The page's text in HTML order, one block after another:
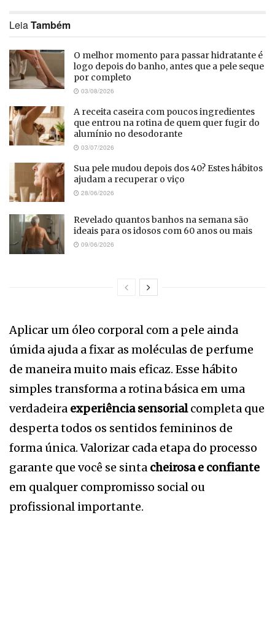
LeiaTambém
O melhor momento para passar hidratante é
logo depois do banho, antes que a pele seque
por completo
03/08/2026
A receita caseira com poucos ingredientes
que entrou na rotina de quem quer fugir do
alumínio no desodorante
03/07/2026
Sua pele mudou depois dos 40? Estes hábitos
ajudam a recuperar o viço
28/06/2026
Revelado quantos banhos na semana são
ideais para os idosos com 60 anos ou mais
09/06/2026
Aplicar um óleo corporal com a pele ainda
úmida ajuda a fixar as moléculas de perfume
de maneira muito mais eficaz. Esse hábito
simples transforma a rotina básica em uma
verdadeira experiência sensorialcompleta que
desperta todos os sentidos femininos de
forma única. Valorizar cada etapa do processo
garante que você se sinta cheirosa e confiante
em qualquer compromisso social ou
profissional importante.